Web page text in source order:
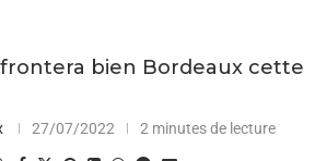
bien Bordeaux cette
27/07/2022 2 minutes de lecture